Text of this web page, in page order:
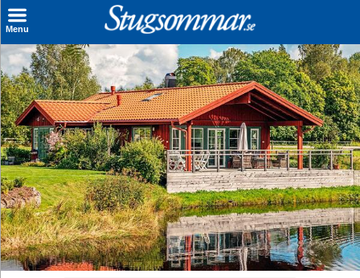
Menu
Sök stuga
Sista Minuten
Genvägar
Inspiration
Kontakt
Husägare
Se hur mycket du kan tjäna